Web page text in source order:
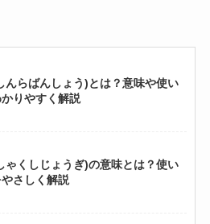
んらばんしょう)とは？意味や使い
りやすく解説
ゃくしじょうぎ)の意味とは？使い
さしく解説